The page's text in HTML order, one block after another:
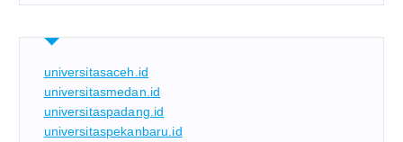
universitasaceh.id
universitasmedan.id
universitaspadang.id
universitaspekanbaru.id